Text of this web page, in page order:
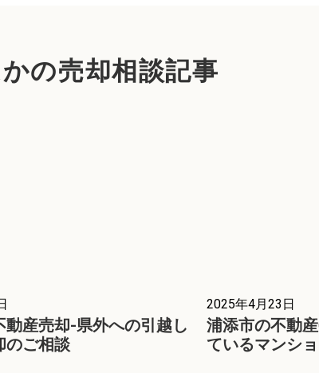
の売却相談記事
動産売却-県外への引越し
のご相談
2025年4月23日
浦添市の不動
ているマンシ